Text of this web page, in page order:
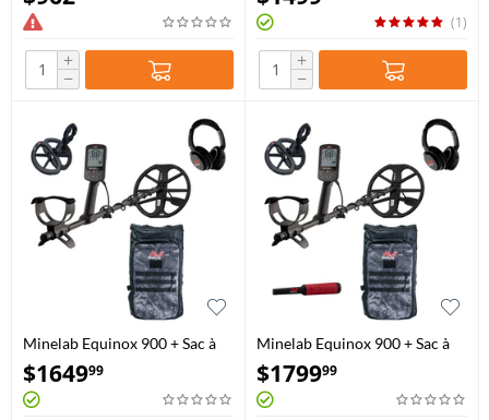
+
−
(1)
+
−
Minelab Equinox 900 + Sac à
dos
$164999
Minelab Equinox 900 + Sac à
dos et Pro-Find 40
$179999